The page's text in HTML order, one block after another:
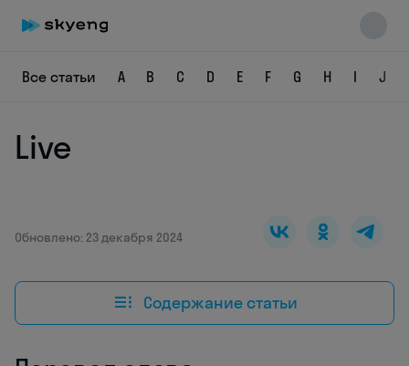
Все статьи A B C D E F G H I J
Live
Обновлено: 23 декабря 2024
Содержание статьи
Skyeng Chat